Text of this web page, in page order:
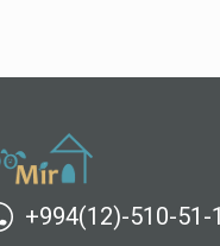
+994(12)-510-51-